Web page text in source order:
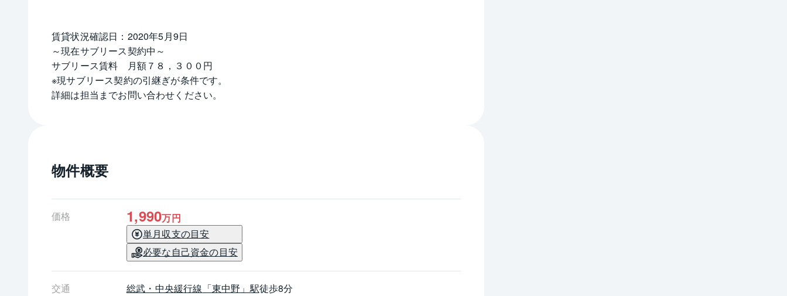
賃貸状況確認日：2020年5月9日
～現在サブリース契約中～
サブリース賃料　月額７８，３００円
※現サブリース契約の引継ぎが条件です。
詳細は担当までお問い合わせください。
物件概要
価格 1,990万円
単月収支の目安
必要な自己資金の目安
交通 総武・中央緩行線 「東中野」駅徒歩8分